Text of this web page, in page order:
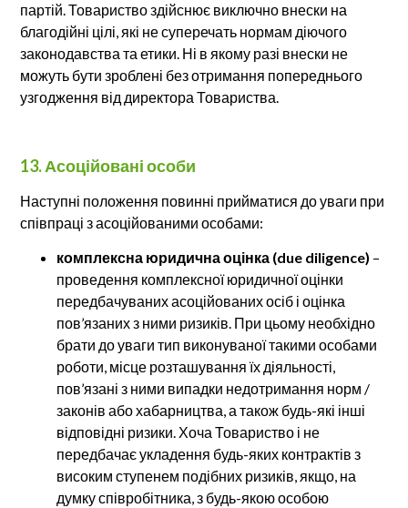
партій. Товариство здійснює виключно внески на
благодійні цілі, які не суперечать нормам діючого
законодавства та етики. Ні в якому разі внески не
можуть бути зроблені без отримання попереднього
узгодження від директора Товариства.
13. Асоційовані особи
Наступні положення повинні прийматися до уваги при
співпраці з асоційованими особами:
комплексна юридична оцінка (due diligence) –
проведення комплексної юридичної оцінки
передбачуваних асоційованих осіб і оцінка
пов’язаних з ними ризиків. При цьому необхідно
брати до уваги тип виконуваної такими особами
роботи, місце розташування їх діяльності,
пов’язані з ними випадки недотримання норм /
законів або хабарництва, а також будь-які інші
відповідні ризики. Хоча Товариство і не
передбачає укладення будь-яких контрактів з
високим ступенем подібних ризиків, якщо, на
думку співробітника, з будь-якою особою